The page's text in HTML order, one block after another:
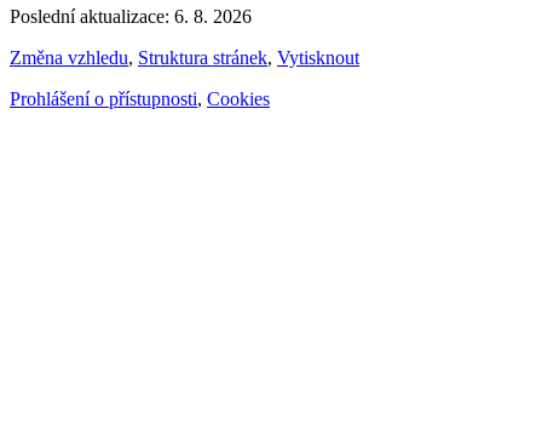
Poslední aktualizace: 6. 8. 2026
Změna vzhledu, Struktura stránek, Vytisknout
Prohlášení o přístupnosti, Cookies